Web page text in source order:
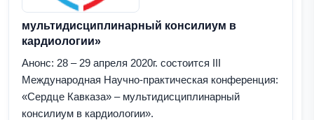
мультидисциплинарный консилиум в
кардиологии»
Анонс: 28 – 29 апреля 2020г. состоится III
Международная Научно-практическая конференция:
«Сердце Кавказа» – мультидисциплинарный
консилиум в кардиологии».